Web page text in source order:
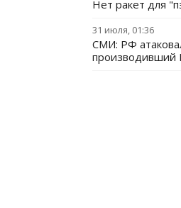
Нет ракет для
31 июля, 01:36
СМИ: РФ
производивший